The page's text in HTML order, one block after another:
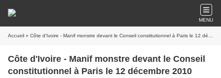
MENU
Accueil » Côte d'Ivoire - Manif monstre devant le Conseil constitutionnel à Paris le 12 décembre 2010
Côte d'Ivoire - Manif monstre devant le Conseil
constitutionnel à Paris le 12 décembre 2010